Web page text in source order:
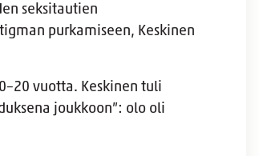
seksitautien
purkamiseen, Keskinen
vuotta. Keskinen tuli
joukkoon”: olo oli